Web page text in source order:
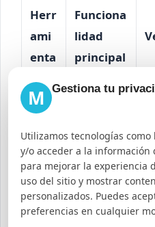
Herr
ami
enta
Funciona
lidad
principal
Goo
gle
Tren
ds
Popularid
tendencia
s
Ans
wer
Generació
M Gestiona tu
Utilizamos tecnologías
y/o acceder a la información
para mejorar la experiencia
uso del sitio y mostrar
personalizados. Puedes
preferencias en cualquier